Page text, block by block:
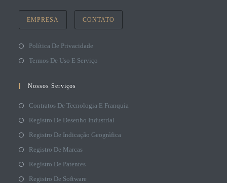
EMPRESA CONTATO
Política De Privacidade
Termos De Uso E Serviço
Nossos Serviços
Contratos De Tecnologia E Franquia
Registro De Desenho Industrial
Registro De Indicação Geográfica
Registro De Marcas
Registro De Patentes
Registro De Software